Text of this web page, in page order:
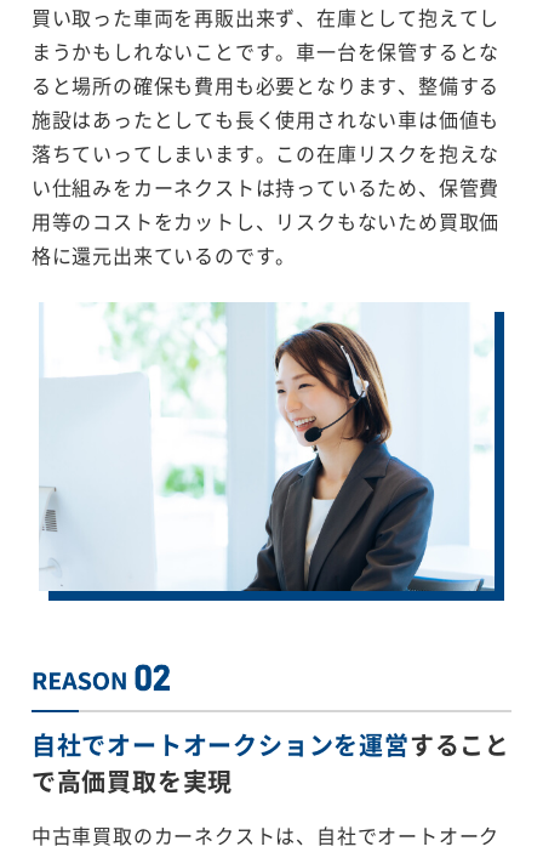
買い取った車両を再販出来ず、在庫として抱えてし
まうかもしれないことです。車一台を保管するとな
ると場所の確保も費用も必要となります、整備する
施設はあったとしても長く使用されない車は価値も
落ちていってしまいます。この在庫リスクを抱えな
い仕組みをカーネクストは持っているため、保管費
用等のコストをカットし、リスクもないため買取価
格に還元出来ているのです。
自社でオートオークションを運営すること
で高価買取を実現
中古車買取のカーネクストは、自社でオートオーク